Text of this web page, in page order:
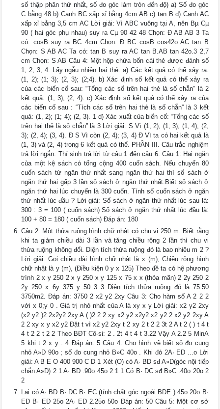
số thập phân thứ nhất, số đo góc làm tròn đến độ) a) Số đo góc
C bằng 48 b) Cạnh BC xấp xỉ bằng 4cm AB c) tan B d) Cạnh AC
xấp xỉ bằng 3,5 cm AC Lời giải: Vì ABC vuông tại A, nên Bµ Cµ
90 ( hai góc phụ nhau) suy ra Cµ 90 42 48 Chọn: Đ AB AB 3 Ta
có: cosB suy ra BC 4cm Chọn: Đ BC cosB cos42o AC tan B
Chọn: S AB AC Ta có: tan B suy ra AC tan B.AB tan 42o.3 2,7
cm Chọn: S AB Câu 4: Một hộp chứa bốn cái thẻ được đánh số
1, 2, 3, 4. Lấy ngẫu nhiên hai thẻ. a) Các kết quả có thể xảy ra:
(1, 2); (1; 3); (2, 3); (2;4). b) Xác định số kết quả có thể xảy ra
của các biến cố sau: “Tổng các số trên hai thẻ là số chẵn” là 2
kết quả: (1, 3); (2, 4). c) Xác định số kết quả có thể xảy ra của
các biến cố sau : “Tích các số trên hai thẻ là số chẵn” là 3 kết
quả: (1, 2); (1; 4); (2, 3). 1 d) Xác xuất của biến cố: “Tổng các số
trên hai thẻ là số chẵn” là 3 Lời giải: S Vì (1, 2); (1; 3); (1, 4); (2,
3); (2, 4); (3, 4). Đ S Vì còn (2, 4); (3, 4) Đ Vì ta có hai kết quả là
(1, 3) và (2, 4) trong 6 kết quả có thể. PHẦN III. Câu trắc nghiệm
trả lời ngắn. Thí sinh trả lời từ câu 1 đến câu 6. Câu 1: Hai ngăn
của một kệ sách có tổng cộng 400 cuốn sách. Nếu chuyển 80
cuốn sách từ ngăn thứ nhất sang ngăn thứ hai thì số sách ở
ngăn thứ hai gấp 3 lần số sách ở ngăn thứ nhất.Biết số sách ở
ngăn thứ hai lúc chuyển là 300 cuốn. Tính số cuốn sách ở ngăn
thứ nhất lúc đầu ? Lời giải: Số sách ở ngăn thứ nhất lúc sau là:
300 : 3 = 100 ( cuốn sách) Số sách ở ngăn thứ nhất lúc đầu là:
100 + 80 = 180 ( cuốn sách) Đáp án: 180
Câu 2: Một thửa ruộng hình chữ nhật có chu vi 250 m. Biết rằng
khi ta giảm chiều dài 3 lần và tăng chiều rộng 2 lần thì chu vi
thửa ruộng không đổi. Diện tích thửa ruộng đó là bao nhiêu m 2 ?
Lời giải: Gọi chiều dài hình chữ nhật là x (m); Chiều rộng hình
chữ nhật là y (m), (Điều kiện 0 y x 125) Theo đề ta có hệ phương
trình 2 x y 250 2 x y 250 x y 125 x 75 x x (thỏa mãn) 2 2y 250 2
2y 250 x 6y 375 y 50 3 3 Diện tích thửa ruộng đó là 75.50
3750m2. Đáp án: 3750 2 x2 y2 2xy Câu 3: Cho hàm số A 2 2 2
với x 0;y 0 . Giá trị nhỏ nhất của A là xy x y Lời giải: x2 y2 2xy
(x2 y2 )2 2x2y2 2xy A ( )2 2 2 xy x2 y2 x2y2 x2 y2 2 x2 y2 2xy A
2 2 xy x y x2 y2 Đặt t vì x2 y2 2xy t 2 xy 2 t 2 2 3t 2 A t 2 ( ) t 4 t
4 t 2 2 t 2 2 Theo BĐT Cô-si: 2 . 2t 4 t 4 t 3.22 Vậy A 2.2 5 MinA
5 khi t 2 x y . 4 Đáp án: 5 Câu 4: Cho hình vẽ biết số đo cung
nhỏ A»D 90o ; số đo cung nhỏ B»C 40o . Khi đó 2A· ED ...o Lời
giải: A B E O 400 900 C D 1 Xét (O) có A· BD sđ A»D(góc nội tiếp
chắn A»D) 2 1 A· BD .90o 45o 2 1 1 Có B· DC sđ B»C .40o 20o 2
2
Lại có A· BD B· DC B· EC (tính chất góc ngoài BDE ) 45o 20o B·
ED B· ED 25o 2A· ED 2.25o 50o Đáp án: 50 Câu 5: Một cơ sở